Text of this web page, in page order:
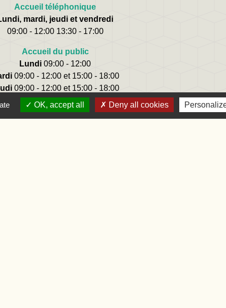
Accueil téléphonique
mardi, jeudi et vendredi
09:00 - 12:00 13:30 - 17:00
Accueil du public
Lundi09:00 - 12:00
09:00 - 12:00 et 15:00 - 18:00
09:00 - 12:00 et 15:00 - 18:00
Vendredi09:00 - 12:00
OK, accept all Deny all cookies